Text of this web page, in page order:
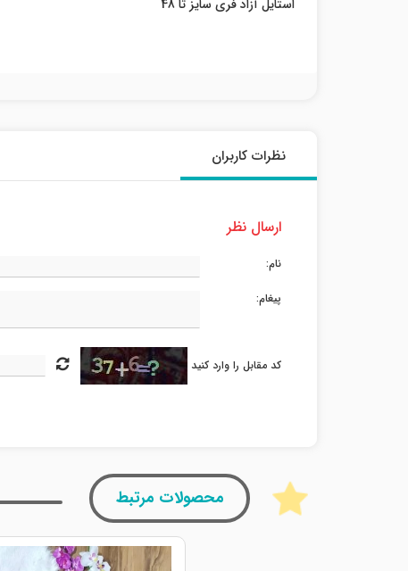
استایل آزاد فری سایز تا 48
نظرات کاربران
ارسال نظر
نام:
پیغام:
کد مقابل را وارد کنید
محصولات مرتبط